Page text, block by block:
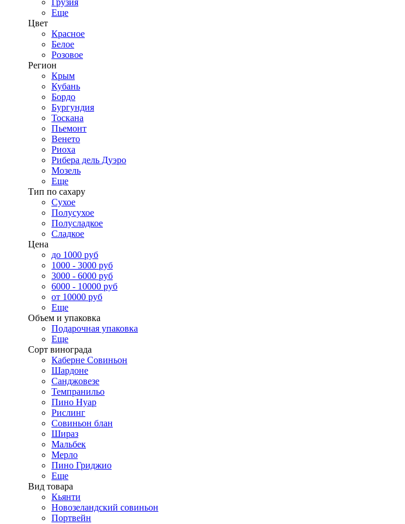
Грузия
Еще
Цвет
Красное
Белое
Розовое
Регион
Крым
Кубань
Бордо
Бургундия
Тоскана
Пьемонт
Венето
Риоха
Рибера дель Дуэро
Мозель
Еще
Тип по сахару
Сухое
Полусухое
Полусладкое
Сладкое
Цена
до 1000 руб
1000 - 3000 руб
3000 - 6000 руб
6000 - 10000 руб
от 10000 руб
Еще
Объем и упаковка
Подарочная упаковка
Еще
Сорт винограда
Каберне Совиньон
Шардоне
Санджовезе
Темпранильо
Пино Нуар
Рислинг
Совиньон блан
Шираз
Мальбек
Мерло
Пино Гриджио
Еще
Вид товара
Кьянти
Новозеландский совиньон
Портвейн